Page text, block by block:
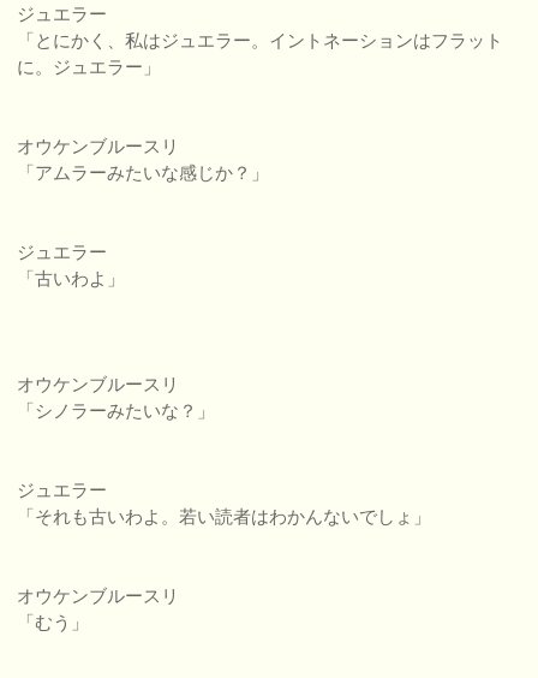
ジュエラー
「とにかく、私はジュエラー。イントネーションはフラット
に。ジュエラー」
オウケンブルースリ
「アムラーみたいな感じか？」
ジュエラー
「古いわよ」
オウケンブルースリ
「シノラーみたいな？」
ジュエラー
「それも古いわよ。若い読者はわかんないでしょ」
オウケンブルースリ
「むう」